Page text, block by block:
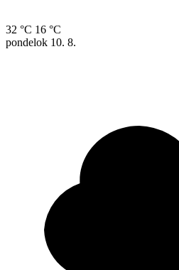
32 °C 16 °C
pondelok 10. 8.